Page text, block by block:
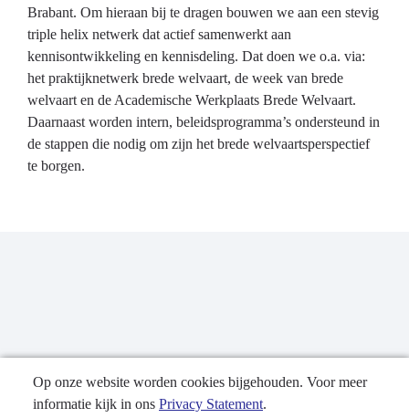
Brabant. Om hieraan bij te dragen bouwen we aan een stevig
triple helix netwerk dat actief samenwerkt aan
kennisontwikkeling en kennisdeling. Dat doen we o.a. via:
het praktijknetwerk brede welvaart, de week van brede
welvaart en de Academische Werkplaats Brede Welvaart.
Daarnaast worden intern, beleidsprogramma’s ondersteund in
de stappen die nodig om zijn het brede welvaartsperspectief
te borgen.
Op onze website worden cookies bijgehouden. Voor meer
informatie kijk in ons Privacy Statement.